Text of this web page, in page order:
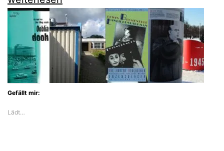
Jahre
später
fasziniert
Karl
Schlögel
„Das
Gefällt mir:
Lädt…